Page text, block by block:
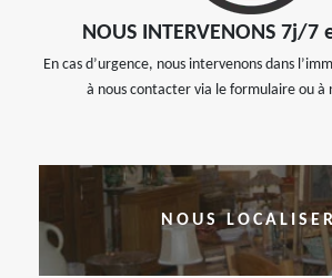
NOUS INTERVENONS 7j/
En cas d’urgence, nous intervenons dans
à nous contacter via le formulaire ou à
NOUS LOCALISER